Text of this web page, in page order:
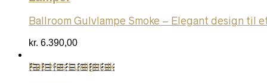
Ballroom Gulvlampe Smoke – Elegant design til
kr. 6.390,00
Køb Hos Luxlight.dk